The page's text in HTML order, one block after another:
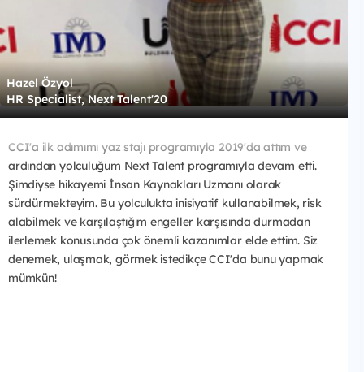
Hazel Özyol
HR Specialist, Next Talent'20
CCI'a ilk adımımı yaz stajı programıyla 2019'da attım ve
ardından yolculuğum Next Talent programıyla devam etti.
Şimdiyse hikayemi İnsan Kaynakları Uzmanı olarak
sürdürmekteyim. Bu yolculukta inisiyatif kullanabilmek, risk
alabilmek ve karşılaştığım engeller karşısında durmadan
ilerlemek konusunda çok önemli kazanımlar elde ettim. Siz
denemek, ulaşmak, görmek istedikçe CCI'da bunu yapmak
mümkün!